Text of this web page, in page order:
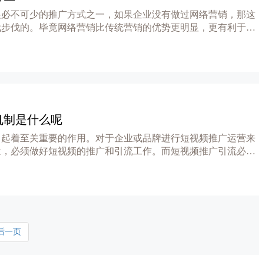
不可少的推广方式之一，如果企业没有做过网络营销，那这
伐的。毕竟网络营销比传统营销的优势更明显，更有利于企
制是什么呢
着至关重要的作用。对于企业或品牌进行短视频推广运营来
必须做好短视频的推广和引流工作。而短视频推广引流必须
一页